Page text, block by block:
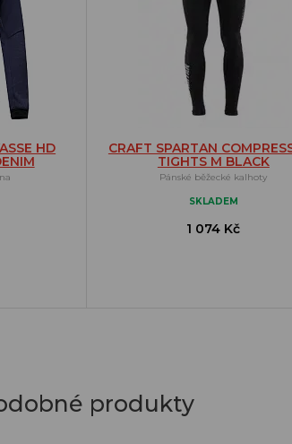
HD
CRAFT SPARTAN
TIGHTS M BLACK
Pánské běžecké kalhoty
SKLADEM
1 074 Kč
produkty